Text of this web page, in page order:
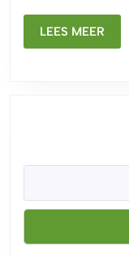
LEES MEER
MEER